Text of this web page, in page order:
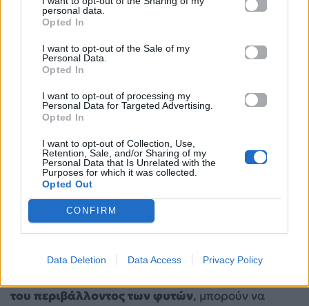
personal data.
Opted In
I want to opt-out of the Sale of my
Personal Data.
Opted In
I want to opt-out of processing my
Personal Data for Targeted Advertising.
Opted In
I want to opt-out of Collection, Use,
Retention, Sale, and/or Sharing of my
Personal Data that Is Unrelated with the
Purposes for which it was collected.
Opted Out
CONFIRM
Data Deletion Data Access Privacy Policy
Pinterest
Πρέπει να παίζεις μουσική στα φυτά σου;
Δεν υπάρχει οριστική επιστημονική απάντηση ότι η
μουσική βελτιώνει σημαντικά την ανάπτυξη των
του περιβάλλοντος των φυτών, μπορούν να